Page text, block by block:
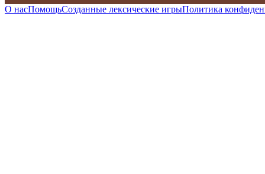
О насПомощьСозданные лексические игрыПолитика